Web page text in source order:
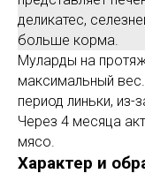
деликатес,
больше корма.
Муларды на
максимальный
период линьки, из-
Через 4 месяца
мясо.
Характер и